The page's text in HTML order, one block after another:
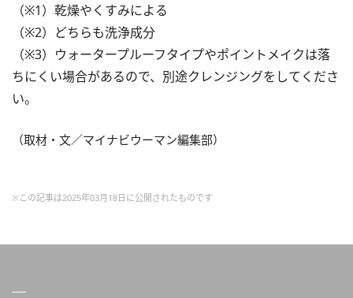
（※1）乾燥やくすみによる
（※2）どちらも洗浄成分
（※3）ウォータープルーフタイプやポイントメイクは落
ちにくい場合があるので、別途クレンジングをしてくださ
い。
（取材・文／マイナビウーマン編集部）
※この記事は2025年03月18日に公開されたものです